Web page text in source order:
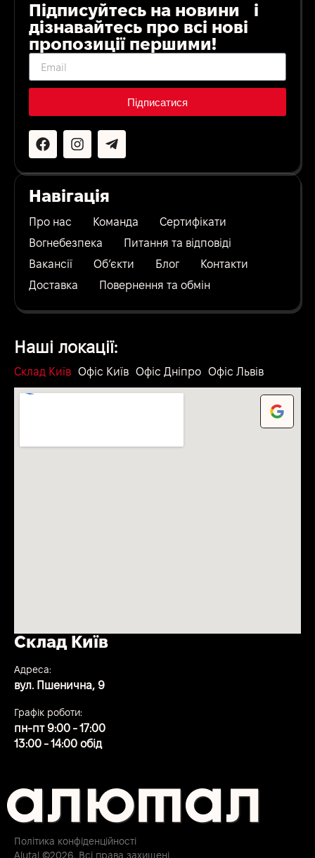
Підписуйтесь на новини і
дізнавайтесь про всі нові
пропозиції першими!
Підписатися
Навігація
Про нас Команда
Сертифікати
Вогнебезпека
Питання та відповіді
Вакансії
Об’єкти Блог
Контакти
Доставка
Повернення та обмін
Наші локації:
Склад Київ Офіс Київ Офіс Дніпро Офіс Львів
Склад Київ
Адреса:
вул. Пшенична, 9
Графік роботи:
пн-пт 9:00 - 17:00
13:00 - 14:00 обід
Політика конфіденційності
Alutal ©2026. Всі права захищені